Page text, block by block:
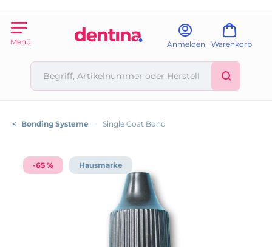
Menü Anmelden Warenkorb
< Bonding Systeme > Single Coat Bond
-65 % Hausmarke